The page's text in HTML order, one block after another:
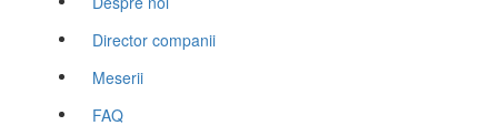
Director companii
Meserii
FAQ